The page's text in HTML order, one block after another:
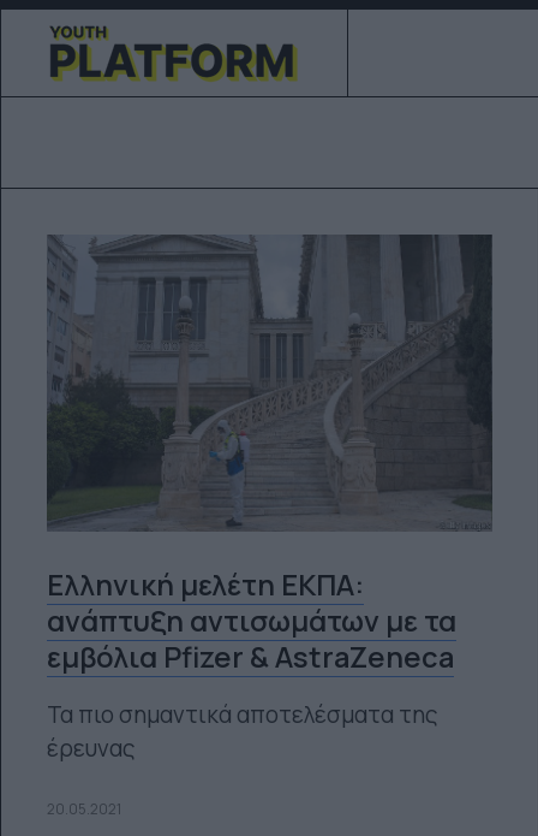
Ελληνική μελέτη ΕΚΠΑ:
ανάπτυξη αντισωμάτων με τα
εμβόλια Pfizer & AstraZeneca
Τα πιο σημαντικά αποτελέσματα της
έρευνας
20.05.2021